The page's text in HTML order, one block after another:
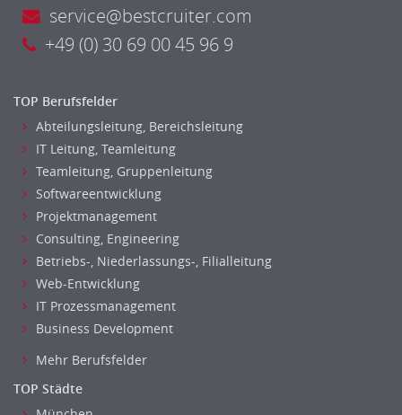
Einkauf, Materialwirtschaft & Logistik Prozessmanagement
Supply-Chain-Management
Finanzbuchhaltung, Bilanzbuchhaltung
Gehaltsbuchhaltung, Lohnbuchhaltung
Konzernbuchhaltung
Kreditorenbuchhaltung
Finanzen Leitung, Teamleitung
Finanzen Prozessmanagement
Rechnungswesen
Revision
Steuern
Treasury
service@bestcruiter.com
+49 (0) 30 69 00 45 96 9
TOP Berufsfelder
Abteilungsleitung, Bereichsleitung
IT Leitung, Teamleitung
Teamleitung, Gruppenleitung
Softwareentwicklung
Projektmanagement
Consulting, Engineering
Betriebs-, Niederlassungs-, Filialleitung
Web-Entwicklung
IT Prozessmanagement
Business Development
Mehr Berufsfelder
TOP Städte